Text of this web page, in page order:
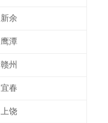
新余
鹰潭
赣州
宜春
上饶